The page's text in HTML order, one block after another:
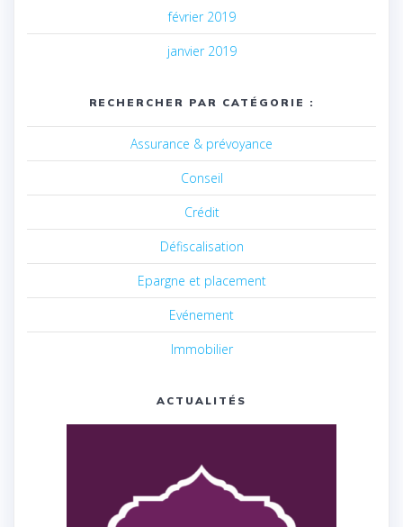
février 2019
janvier 2019
RECHERCHER PAR CATÉGORIE :
Assurance & prévoyance
Conseil
Crédit
Défiscalisation
Epargne et placement
Evénement
Immobilier
ACTUALITÉS